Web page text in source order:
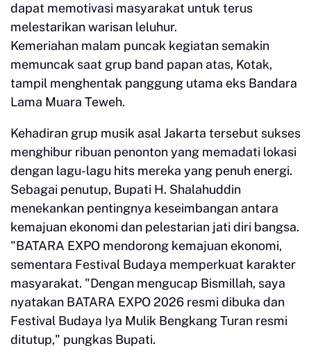
dapat memotivasi masyarakat untuk terus
melestarikan warisan leluhur.
Kemeriahan malam puncak kegiatan semakin
memuncak saat grup band papan atas, Kotak,
tampil menghentak panggung utama eks Bandara
Lama Muara Teweh.
Kehadiran grup musik asal Jakarta tersebut sukses
menghibur ribuan penonton yang memadati lokasi
dengan lagu-lagu hits mereka yang penuh energi.
Sebagai penutup, Bupati H. Shalahuddin
menekankan pentingnya keseimbangan antara
kemajuan ekonomi dan pelestarian jati diri bangsa.
"BATARA EXPO mendorong kemajuan ekonomi,
sementara Festival Budaya memperkuat karakter
masyarakat. "Dengan mengucap Bismillah, saya
nyatakan BATARA EXPO 2026 resmi dibuka dan
Festival Budaya Iya Mulik Bengkang Turan resmi
ditutup," pungkas Bupati.